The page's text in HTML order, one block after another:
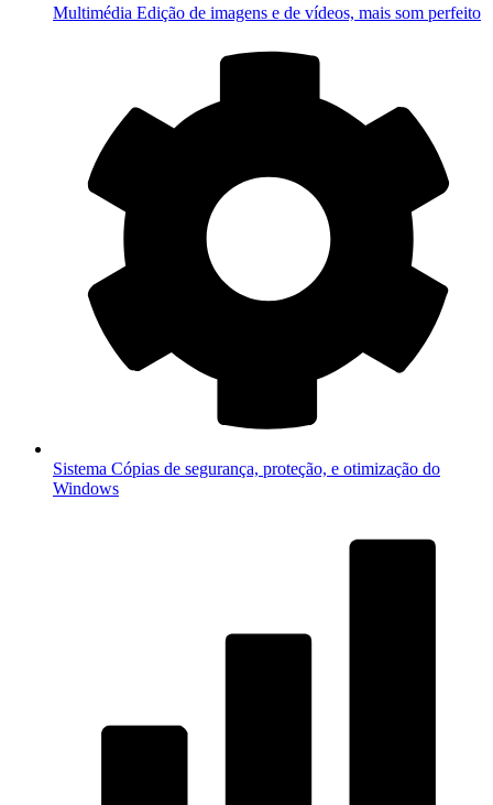
Multimédia Edição de imagens e de vídeos, mais som perfeito
Sistema Cópias de segurança, proteção, e otimização do
Windows